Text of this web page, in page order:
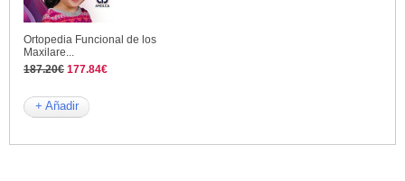
Ortopedia Funcional de los
Maxilare...
187.20€ 177.84€
+ Añadir